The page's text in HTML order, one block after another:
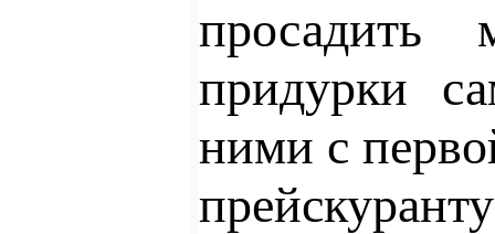
придурки
ними с